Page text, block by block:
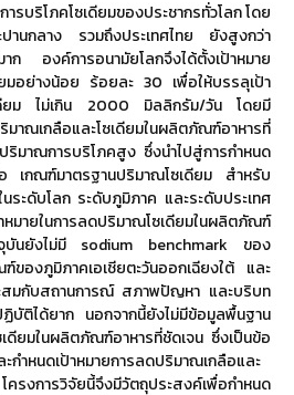
รบริโภคโซเดียมของประชากรทั่วโลก โดย
ะปานกลาง รวมถึงประเทศไทย ยังสูงกว่า
าก องค์การอนามัยโลกจึงได้ตั้งเป้าหมาย
ยมอย่างน้อย ร้อยละ 30 เพื่อให้บรรลุเป้า
ดียม ไม่เกิน 2000 มิลลิกรัม/วัน โดยมี
าณเกลือและโซเดียมในผลิตภัณฑ์อาหารที่
ริมาณการบริโภคสูง ซึ่งนำไปสู่การกำหนด
กณฑ์มาตรฐานปริมาณโซเดียม สำหรับ
ระดับโลก ระดับภูมิภาค และระดับประเทศ
ายในการลดปริมาณโซเดียมในผลิตภัณฑ์
บันยังไม่มี sodium benchmark ของ
ของภูมิภาคเอเชียตะวันออกเฉียงใต้ และ
ะสมกับสถานการณ์ สภาพปัญหา และบริบท
ฏิบัติได้ยาก นอกจากนี้ยังไม่มีข้อมูลพื้นฐาน
ยมในผลิตภัณฑ์อาหารที่ชัดเจน ซึ่งเป็นข้อ
กำหนดเป้าหมายการลดปริมาณเกลือและ
รงการวิจัยนี้จึงมีวัตถุประสงค์เพื่อกำหนด